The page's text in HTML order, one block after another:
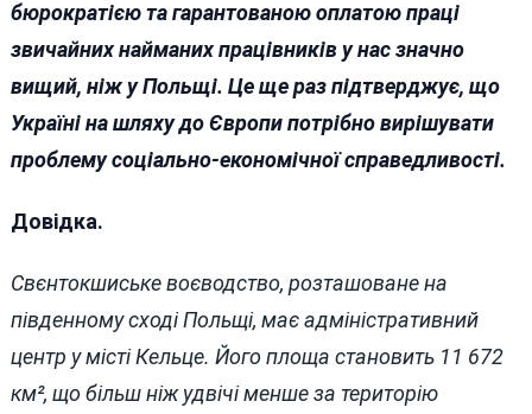
бюрократією та гарантованою оплатою праці
звичайних найманих працівників у нас значно
вищий, ніж у Польщі. Це ще раз підтверджує, що
Україні на шляху до Європи потрібно вирішувати
проблему соціально-економічної справедливості.
Довідка.
Свєнтокшиське воєводство, розташоване на
південному сході Польщі, має адміністративний
центр у місті Кельце. Його площа становить 11 672
км², що більш ніж удвічі менше за територію